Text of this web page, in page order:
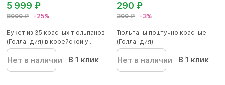
8000 ₽ -25%
5 999 ₽
Букет из 35 красных тюльпанов
(Голландия) в корейской у...
Нет в наличии В 1 клик
300 ₽ -3%
290 ₽
Тюльпаны поштучно красные
(Голландия)
Нет в наличии В 1 клик